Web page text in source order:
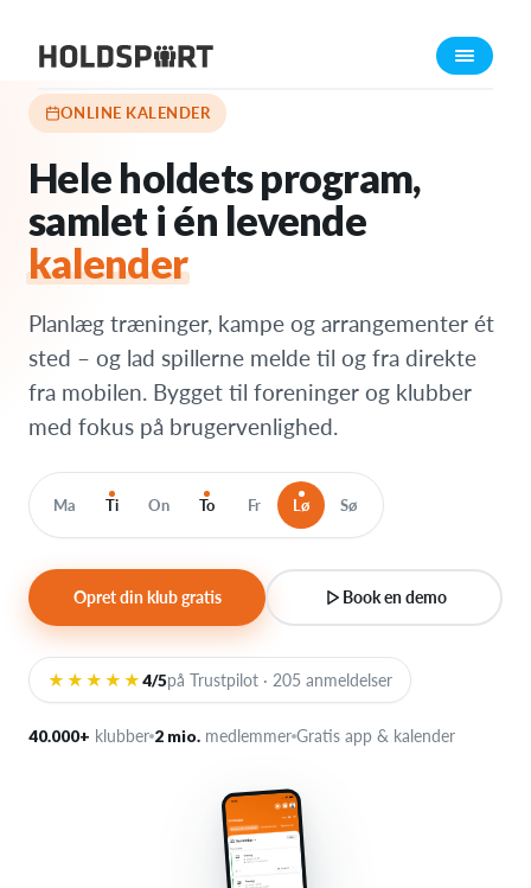
Om Holdsport
Om os
Mød os
Karriere
Presseomtale
Funktioner
Kalender
Kontingentopkrævning
Hjemmeside
Webshop
Log på
ONLINE KALENDER
Hele holdets program,
samlet i én levende
kalender
Planlæg træninger, kampe og arrangementer ét
sted – og lad spillerne melde til og fra direkte
fra mobilen. Bygget til foreninger og klubber
med fokus på brugervenlighed.
Ma Ti On To Fr Lø Sø
Opret din klub gratis Book en demo
★★★★★4/5på Trustpilot · 205 anmeldelser
40.000+ klubber 2 mio. medlemmer Gratis app & kalender